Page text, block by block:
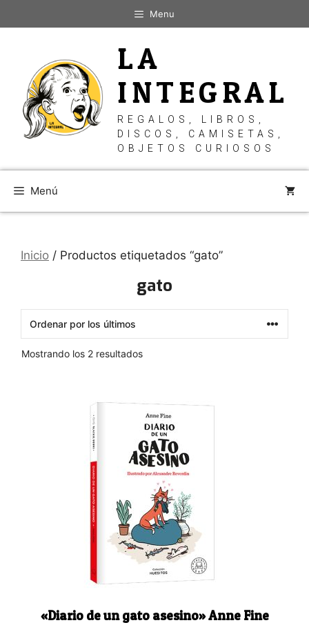
al
Menu
LA
INTEGRAL
REGALOS, LIBROS,
DISCOS, CAMISETAS,
OBJETOS CURIOSOS
Menú
Inicio / Productos etiquetados “gato”
gato
Mostrando los 2 resultadosOrdenado
«Diario de un gato asesino» Anne Fine